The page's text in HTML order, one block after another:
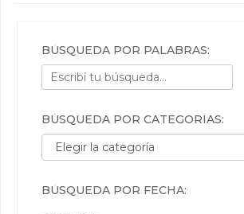
BÚSQUEDA POR PALABRAS:
BÚSQUEDA POR CATEGORÍAS:
Búsqueda por categorías:
BÚSQUEDA POR FECHA: